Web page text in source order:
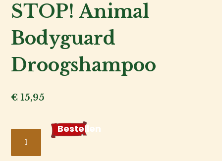
Kat
Hond
Voor
fokker
Voor
STOP! Animal
Bodyguard
Droogshampoo
€ 15,95
STOP!
Animal
Bestellen